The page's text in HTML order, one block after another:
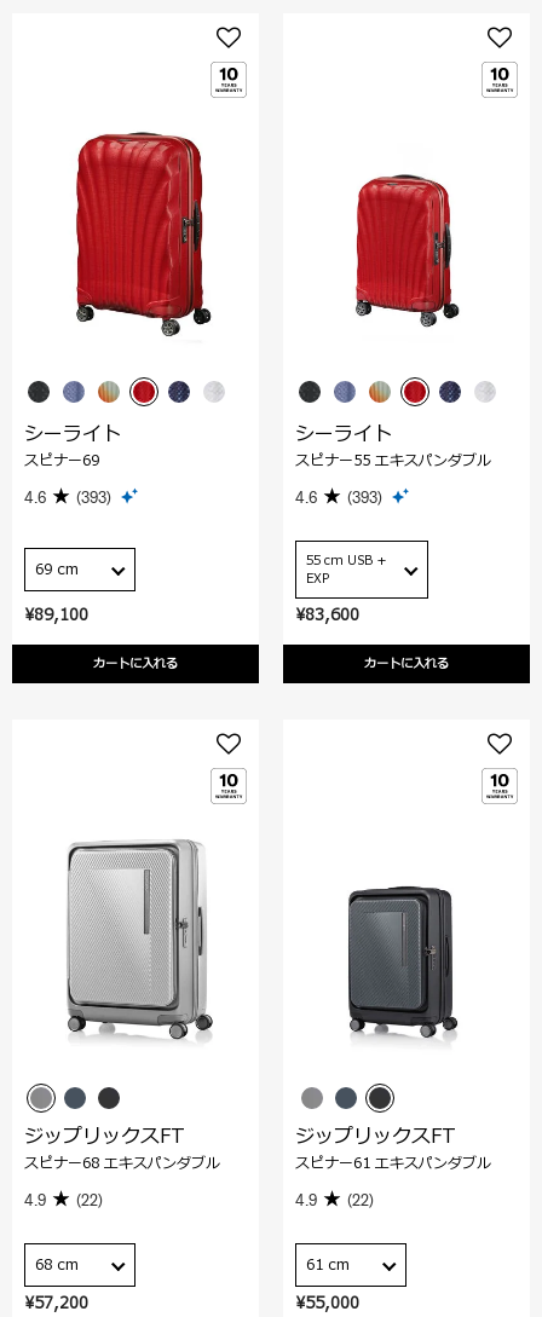
¥89,100
カートに入れる
シーライト
スピナー69
4.6 (393)
69 cm
¥83,600
カートに入れる
シーライト
スピナー55 エキスパンダブル
4.6 (393)
55 cm USB +
EXP
¥57,200
ジップリックスFT
スピナー68 エキスパンダブル
4.9 (22)
68 cm
¥55,000
ジップリックスFT
スピナー61 エキスパンダブル
4.9 (22)
61 cm